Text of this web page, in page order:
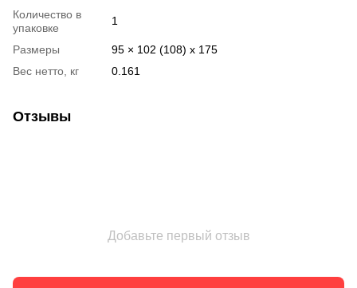
Количество в
упаковке
1
Размеры
95 × 102 (108) x 175
Вес нетто, кг
0.161
Отзывы
Добавьте первый отзыв